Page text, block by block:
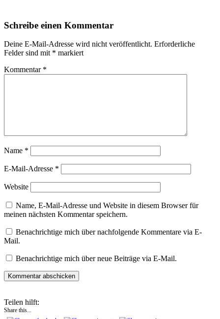
Schreibe einen Kommentar
Deine E-Mail-Adresse wird nicht veröffentlicht. Erforderliche
Felder sind mit * markiert
Kommentar *
Name *
E-Mail-Adresse *
Website
Name, E-Mail-Adresse und Website in diesem Browser für
meinen nächsten Kommentar speichern.
Benachrichtige mich über nachfolgende Kommentare via E-
Mail.
Benachrichtige mich über neue Beiträge via E-Mail.
Teilen hilft:
Share this...